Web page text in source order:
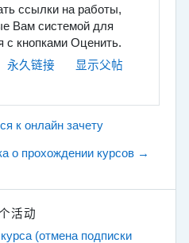
ссылки на работы,
Вам системой для
с кнопками Оценить.
永久链接
显示父帖
к онлайн зачету
о прохождении курсов →
活动
(отмена подписки